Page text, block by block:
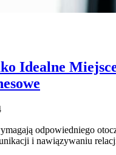
Idealne
odpowiedniego
i nawiązywaniu